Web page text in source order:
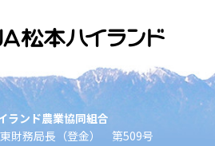
ランド農業協同組合
財務局長（登金） 第509号